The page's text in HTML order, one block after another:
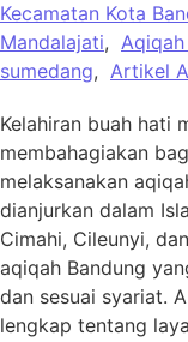
Kecamatan Kota
Mandalajati,
sumedang, Artikel
Kelahiran buah hati
membahagiakan
melaksanakan
dianjurkan dalam
Cimahi, Cileunyi,
aqiqah Bandung
dan sesuai syariat.
lengkap tentang